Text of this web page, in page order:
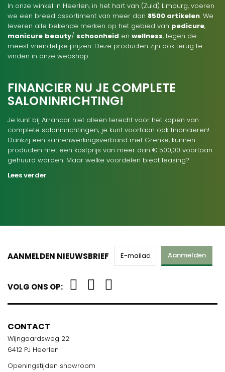
In onze winkel in Heerlen, in het hart van (Zuid) Limburg, voeren
we een breed assortiment van meer dan 8500 artikelen. We
leveren alle bekende merken op het gebied van pedicure,
manicure beauty/ schoonheid en wellness, tegen de
meest vriendelijke prijzen. Deze producten zijn ook terug te
vinden in onze webshop.
FINANCIER NU JE COMPLETE
SALONINRICHTING!
Je kunt bij Arrancar niet alleen terecht voor het kopen van
complete saloninrichtingen; je kunt voortaan ook financieren!
Dankzij een samenwerkingsverband met Grenke, kunnen
producten met een kostprijs van meer dan € 500,00 voortaan
gehuurd worden. Maar welke voordelen biedt leasing?
Lees verder
AANMELDEN NIEUWSBRIEF Aanmelden
VOLG ONS OP:
CONTACT
Wijngaardsweg 22
6412 PJ Heerlen
Openingstijden showroom